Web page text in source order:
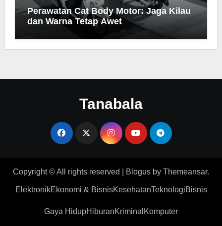
Perawatan Cat Body Motor: Jaga Kilau
dan Warna Tetap Awet
Tanabala
Copyright © All rights reserved Blogus by Themeansar.
ElektronikEkonomi & BisnisKesehatanTeknologiBisnis
Gaya HidupHiburanKriminal Komputer